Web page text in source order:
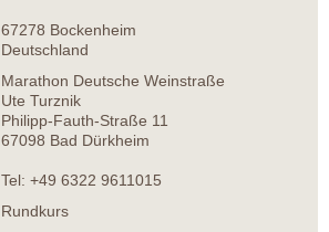
67278 Bockenheim
Deutschland
Marathon Deutsche Weinstraße
Ute Turznik
Philipp-Fauth-Straße 11
67098 Bad Dürkheim
Tel: +49 6322 9611015
Rundkurs